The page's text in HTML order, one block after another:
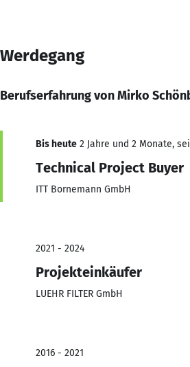
Werdegang
Berufserfahrung von Mirko
Bis heute 2 Jahre und 2 Monate,
Technical Project Buyer
ITT Bornemann GmbH
2021 - 2024
Projekteinkäufer
LUEHR FILTER GmbH
2016 - 2021